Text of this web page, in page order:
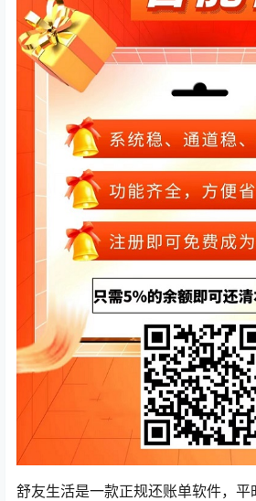
舒友生活是一款正规还账单软件，